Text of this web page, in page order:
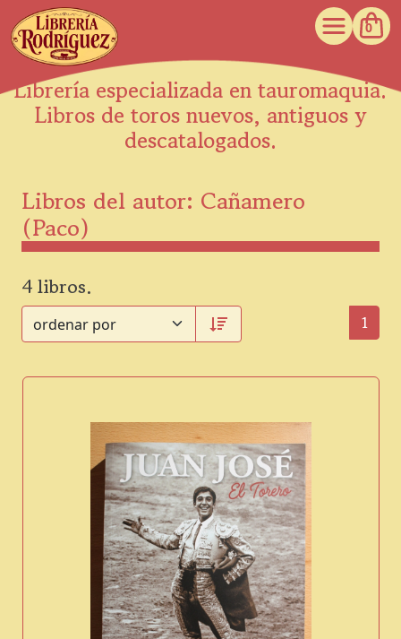
0
Librería especializada en tauromaquia.
Libros de toros nuevos, antiguos y
descatalogados.
Libros del autor: Cañamero
(Paco)
4 libros.
1